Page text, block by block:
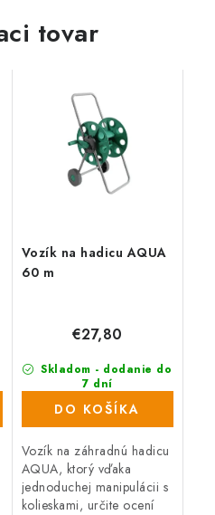
tovar
Vozík na hadicu AQUA
60 m
Skladom - dodanie do
7 dní
(338 ks)
€27,80
DO KOŠÍKA
Vozík na záhradnú hadicu
AQUA, ktorý vďaka
jednoduchej manipulácii s
kolieskami, určite ocení